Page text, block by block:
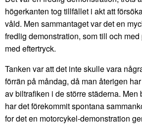
högerkanten tog tillfället i akt att
våld. Men sammantaget var det en
fredlig demonstration, som till och
med eftertryck.
Tanken var att det inte skulle vara
förrän på måndag, då man återigen
av biltrafiken i de större städerna. Men
har det förekommit spontana
for det en motorcykel-demonstration